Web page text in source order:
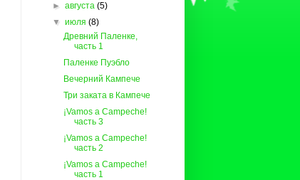
►августа(5)
▼июля(8)
Древний Паленке,
часть 1
Паленке Пуэбло
Вечерний Кампече
Три заката в Кампече
¡Vamos a Campeche!
часть 3
¡Vamos a Campeche!
часть 2
¡Vamos a Campeche!
часть 1